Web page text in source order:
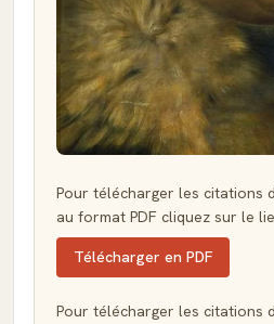
Pour télécharger les citations
au format PDF cliquez sur le
Télécharger en PDF
Pour télécharger les citations